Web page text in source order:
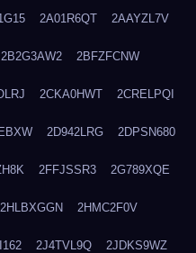
2A01R6QT 2AAYZL7V
2B2G3AW2 2BFZFCNW
2CKA0HWT 2CRELPQI
2D942LRG 2DPSN680
2FFJSSR3 2G789XQE
2HLBXGGN 2HMC2F0V
2J4TVL9Q 2JDKS9WZ